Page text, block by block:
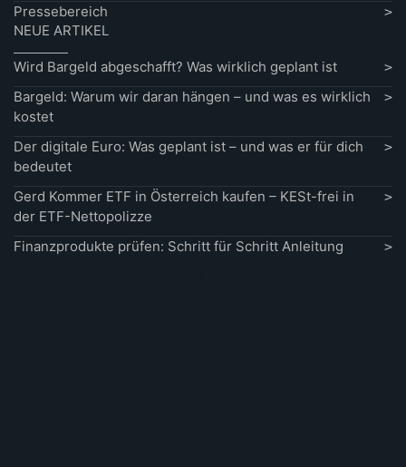
Pressebereich
NEUE ARTIKEL
Wird Bargeld abgeschafft? Was wirklich geplant ist
Bargeld: Warum wir daran hängen – und was es wirklich
kostet
Der digitale Euro: Was geplant ist – und was er für dich
bedeutet
Gerd Kommer ETF in Österreich kaufen – KESt-frei in
der ETF-Nettopolizze
Finanzprodukte prüfen: Schritt für Schritt Anleitung